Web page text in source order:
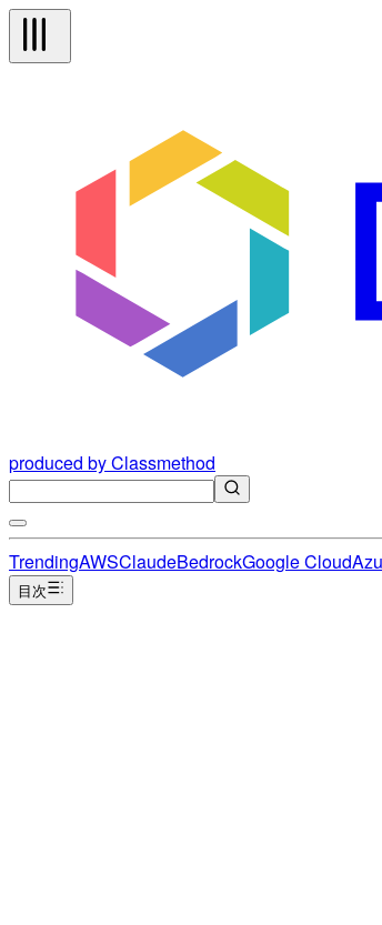
produced by Classmethod
TrendingAWSClaudeBedrockGoogle Cloud
目次